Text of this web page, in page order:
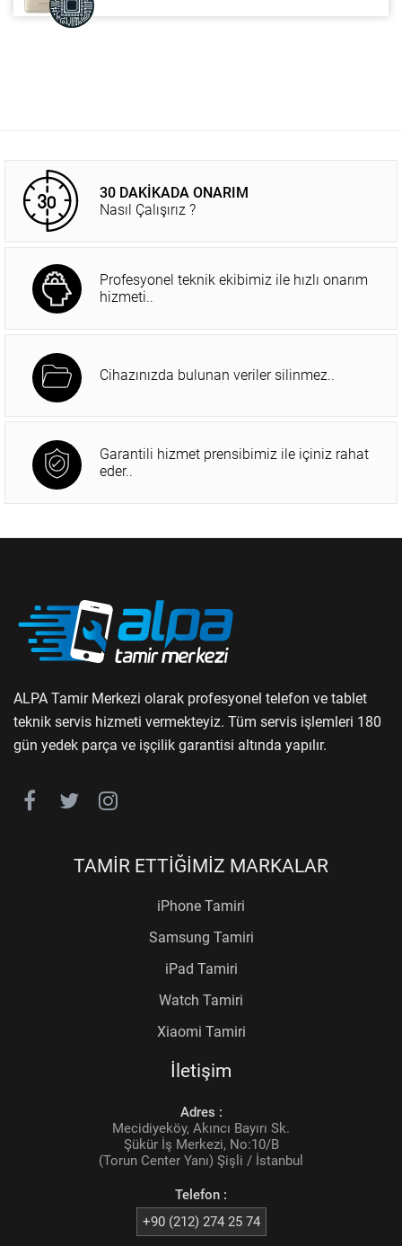
30 DAKİKADA ONARIM
Nasıl Çalışırız ?
Profesyonel teknik ekibimiz ile hızlı onarım
hizmeti..
Cihazınızda bulunan veriler silinmez..
Garantili hizmet prensibimiz ile içiniz rahat
eder..
ALPA Tamir Merkezi olarak profesyonel telefon ve tablet
teknik servis hizmeti vermekteyiz. Tüm servis işlemleri 180
gün yedek parça ve işçilik garantisi altında yapılır.
TAMİR ETTİĞİMİZ MARKALAR
iPhone Tamiri
Samsung Tamiri
iPad Tamiri
Watch Tamiri
Xiaomi Tamiri
İletişim
Adres :
Mecidiyeköy, Akıncı Bayırı Sk.
Şükür İş Merkezi, No:10/B
(Torun Center Yanı) Şişli / İstanbul
Telefon :
+90 (212) 274 25 74